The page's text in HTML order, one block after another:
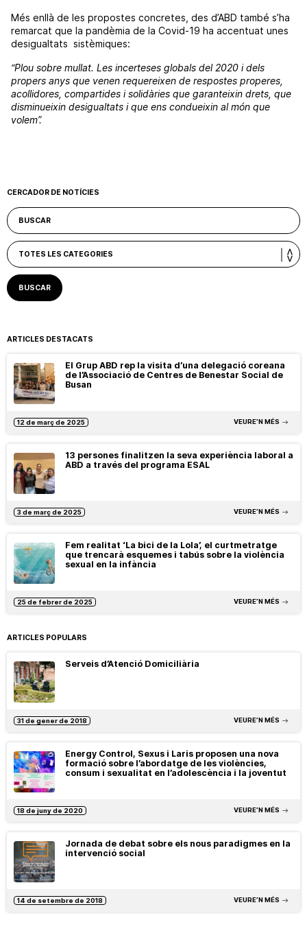
Més enllà de les propostes concretes, des d’ABD també s’ha
remarcat que la pandèmia de la Covid-19 ha accentuat unes
desigualtats sistèmiques:
“Plou sobre mullat. Les incerteses globals del 2020 i dels
propers anys que venen requereixen de respostes properes,
acollidores, compartides i solidàries que garanteixin drets, que
disminueixin desigualtats i que ens condueixin al món que
volem”.
CERCADOR DE NOTÍCIES
ARTICLES DESTACATS
El Grup ABD rep la visita d’una delegació coreana
de l’Associació de Centres de Benestar Social de
Busan
12 de març de 2025 VEURE’N MÉS
13 persones finalitzen la seva experiència laboral a
ABD a través del programa ESAL
3 de març de 2025 VEURE’N MÉS
Fem realitat ‘La bici de la Lola’, el curtmetratge
que trencarà esquemes i tabús sobre la violència
sexual en la infància
25 de febrer de 2025 VEURE’N MÉS
ARTICLES POPULARS
Serveis d’Atenció Domiciliària
31 de gener de 2018 VEURE’N MÉS
Energy Control, Sexus i Laris proposen una nova
formació sobre l’abordatge de les violències,
consum i sexualitat en l’adolescència i la joventut
18 de juny de 2020 VEURE’N MÉS
Jornada de debat sobre els nous paradigmes en la
intervenció social
14 de setembre de 2018 VEURE’N MÉS